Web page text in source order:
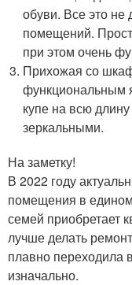
обуви. Все это не
помещений.
при этом очень
Прихожая со
функциональным
купе на всю
зеркальными.
На заметку!
В 2022 году
помещения в
семей приобретает
лучше делать
плавно переходила
изначально.